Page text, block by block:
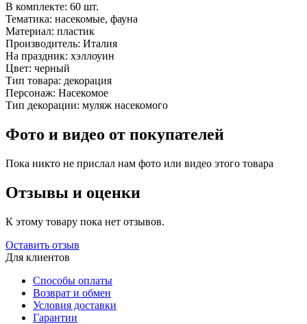
В комплекте: 60 шт.
Тематика: насекомые, фауна
Материал: пластик
Производитель: Италия
На праздник: хэллоуин
Цвет: черный
Тип товара: декорация
Персонаж: Насекомое
Тип декорации: муляж насекомого
Фото и видео от покупателей
Пока никто не прислал нам фото или видео этого товара
Отзывы и оценки
К этому товару пока нет отзывов.
Оставить отзыв
Для клиентов
Способы оплаты
Возврат и обмен
Условия доставки
Гарантии